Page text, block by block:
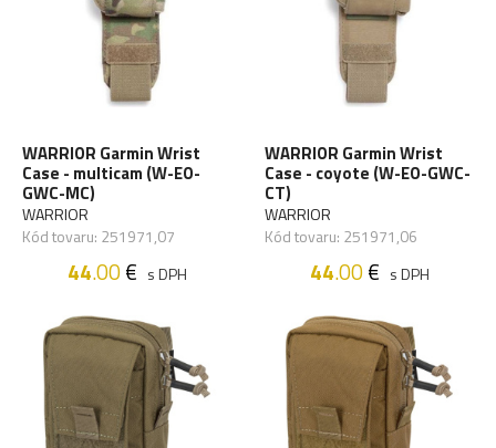
WARRIOR Garmin Wrist
Case - multicam (W-EO-
GWC-MC)
WARRIOR
Kód tovaru: 251971,07
44.00€ s DPH
WARRIOR Garmin Wrist
Case - coyote (W-EO-GWC-
CT)
WARRIOR
Kód tovaru: 251971,06
44.00€ s DPH